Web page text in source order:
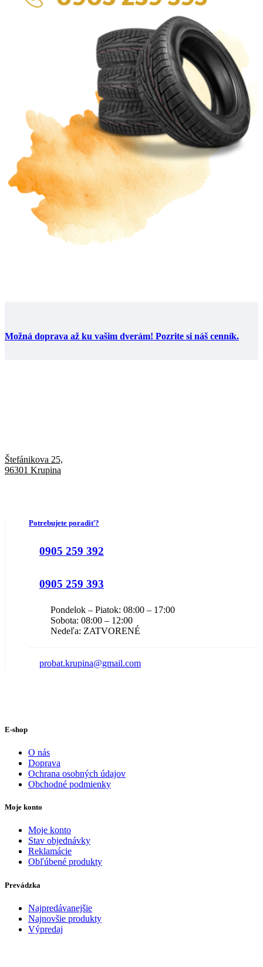
Možná doprava až ku vašim dverám! Pozrite si náš cenník.
Štefánikova 25,
96301 Krupina
Potrebujete poradiť?
0905 259 392
0905 259 393
Pondelok – Piatok: 08:00 – 17:00
Sobota: 08:00 – 12:00
Nedeľa: ZATVORENÉ
probat.krupina@gmail.com
E-shop
O nás
Doprava
Ochrana osobných údajov
Obchodné podmienky
Moje konto
Moje konto
Stav objednávky
Reklamácie
Obľúbené produkty
Prevádzka
Najpredávanejšie
Najnovšie produkty
Výpredaj